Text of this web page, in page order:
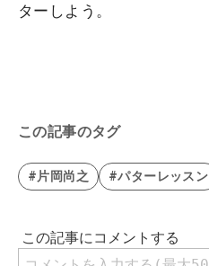
ターしよう。
この記事のタグ
#片岡尚之 #パターレッスン